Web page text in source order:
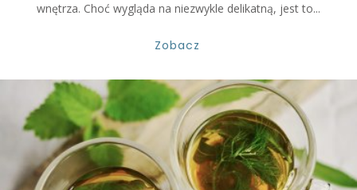
wnętrza. Choć wygląda na niezwykle delikatną, jest to...
Zobacz